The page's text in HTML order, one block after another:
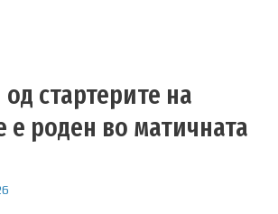
стартерите на
е роден во матичната